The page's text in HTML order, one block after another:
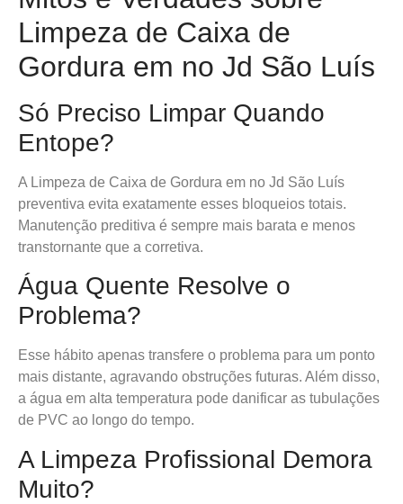
Limpeza de Caixa de
Gordura em no Jd São Luís
Só Preciso Limpar Quando
Entope?
A Limpeza de Caixa de Gordura em no Jd São Luís
preventiva evita exatamente esses bloqueios totais.
Manutenção preditiva é sempre mais barata e menos
transtornante que a corretiva.
Água Quente Resolve o
Problema?
Esse hábito apenas transfere o problema para um ponto
mais distante, agravando obstruções futuras. Além disso,
a água em alta temperatura pode danificar as tubulações
de PVC ao longo do tempo.
A Limpeza Profissional Demora
Muito?